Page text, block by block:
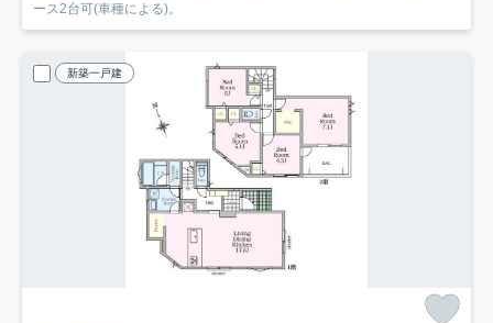
ース2台可(車種による)。
新築一戸建